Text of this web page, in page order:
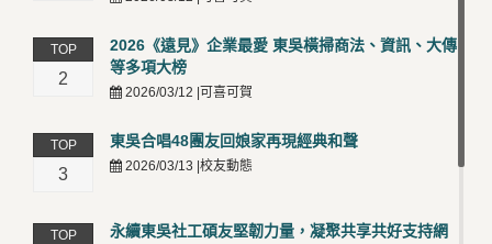
TOP
2
2026《遠見》企業最愛 東吳橫掃商法、資訊、大傳
等多項大榜
2026/03/12 |可喜可賀
TOP
3
東吳合唱48團友回娘家再現經典和聲
2026/03/13 |校友動態
TOP
永續東吳社工碩友堅韌力量，凝聚共享共好支持網